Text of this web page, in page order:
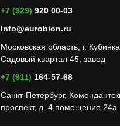
+7 (929) 920 00-03
Info@eurobion.ru
Московская область, г. Кубинка,
Садовый квартал 45, завод
+7 (911) 164-57-68
Санкт-Петербург,
проспект, д. 4,помещение 24а